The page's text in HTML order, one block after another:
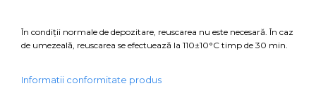
În condiții normale de depozitare, reuscarea nu este necesară. În caz
de umezeală, reuscarea se efectuează la 110±10°С timp de 30 min.
Informatii conformitate produs